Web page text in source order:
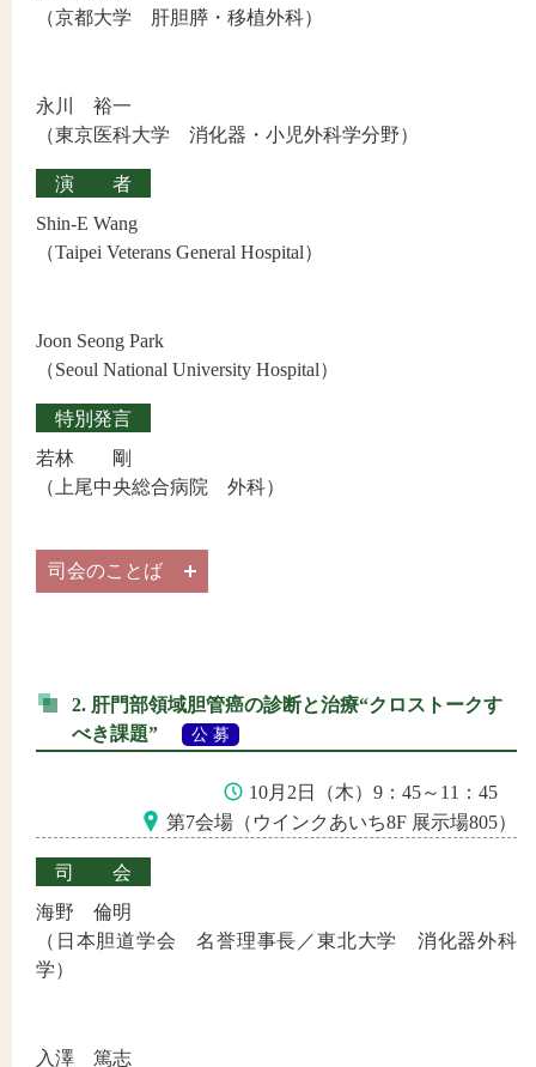
（京都大学 肝胆膵・移植外科）
永川 裕一
（東京医科大学 消化器・小児外科学分野）
演者
Shin-E Wang
（Taipei Veterans General Hospital）
Joon Seong Park
（Seoul National University Hospital）
特別発言
若林 剛
（上尾中央総合病院 外科）
司会のことば
2. 肝門部領域胆管癌の診断と治療“クロストークす
べき課題”
公 募
10月2日（木）9：45～11：45
第7会場（ウインクあいち8F 展示場805）
司会
海野 倫明
（日本胆道学会 名誉理事長／東北大学 消化器外科
学）
入澤 篤志